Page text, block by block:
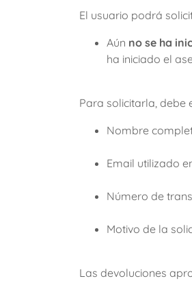
El usuario podrá
Aún no se ha
ha iniciado el
Para solicitarla, debe
Nombre
Email utilizado
Número de
Motivo de la
Las devoluciones